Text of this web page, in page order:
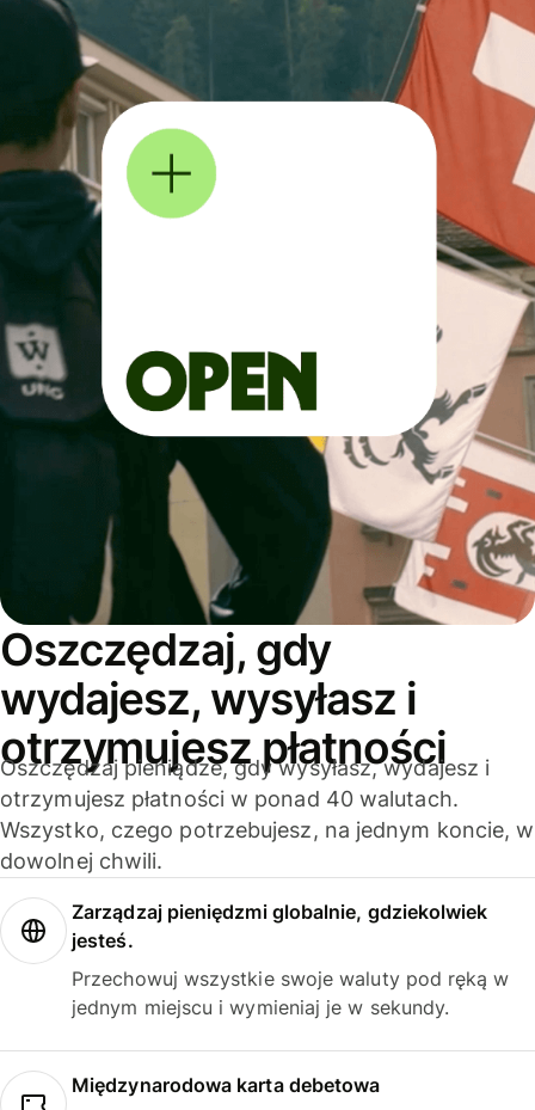
Oszczędzaj, gdy
wydajesz, wysyłasz i
otrzymujesz płatności
Oszczędzaj pieniądze, gdy wysyłasz, wydajesz i
otrzymujesz płatności w ponad 40 walutach.
Wszystko, czego potrzebujesz, na jednym koncie, w
dowolnej chwili.
Zarządzaj pieniędzmi globalnie, gdziekolwiek
jesteś.
Przechowuj wszystkie swoje waluty pod ręką w
jednym miejscu i wymieniaj je w sekundy.
Międzynarodowa karta debetowa